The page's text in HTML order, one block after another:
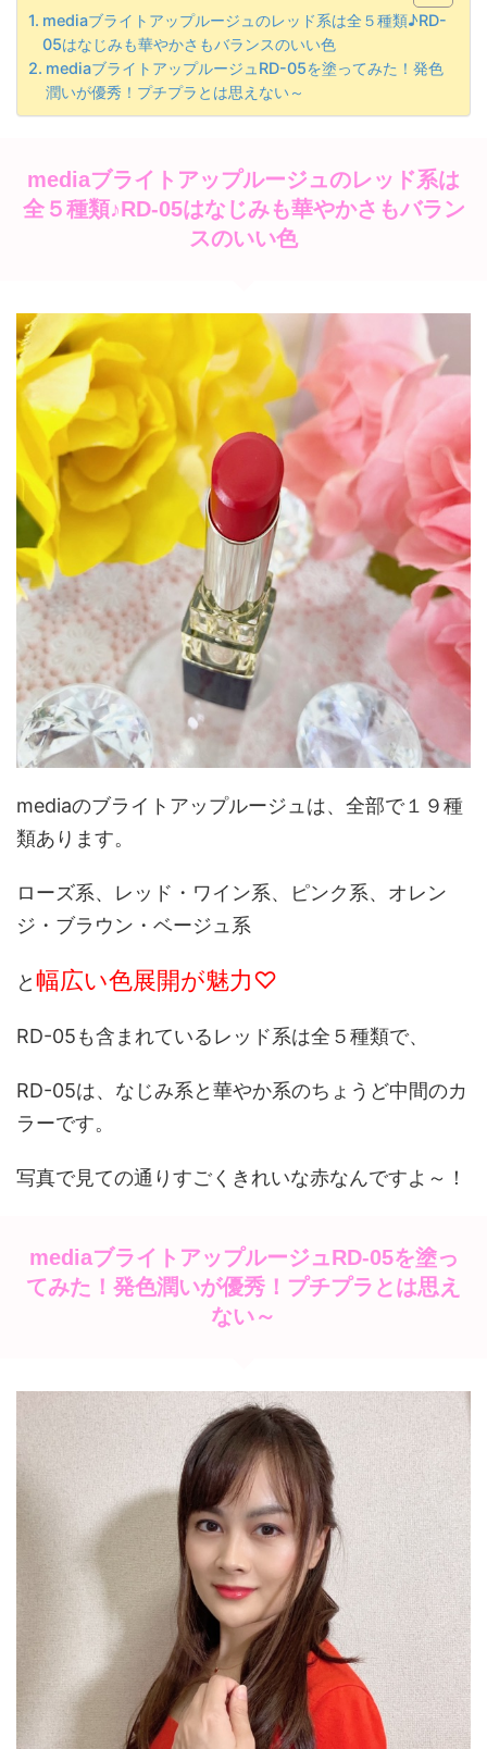
mediaブライトアップルージュのレッド系は全５種類♪RD-
05はなじみも華やかさもバランスのいい色
mediaブライトアップルージュRD-05を塗ってみた！発色
潤いが優秀！プチプラとは思えない～
mediaブライトアップルージュのレッド系は
全５種類♪RD-05はなじみも華やかさもバラン
スのいい色
mediaのブライトアップルージュは、全部で１９種
類あります。
ローズ系、レッド・ワイン系、ピンク系、オレン
ジ・ブラウン・ベージュ系
と幅広い色展開が魅力♡
RD-05も含まれているレッド系は全５種類で、
RD-05は、なじみ系と華やか系のちょうど中間のカ
ラーです。
写真で見ての通りすごくきれいな赤なんですよ～！
mediaブライトアップルージュRD-05を塗っ
てみた！発色潤いが優秀！プチプラとは思え
ない～